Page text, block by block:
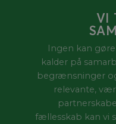
VI
Ingen kan
kalder på
begrænsninger
relevante,
fællesskab kan vi